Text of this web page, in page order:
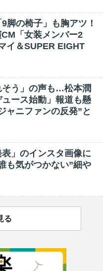
脚の椅子」も胸アツ！
「女装メンバー2
イ＆SUPER EIGHT
そう」の声も…松本潤
ュース始動」報道も懸
ャニファンの反発”と
」のインスタ画像に
も気がつかない”細や
る